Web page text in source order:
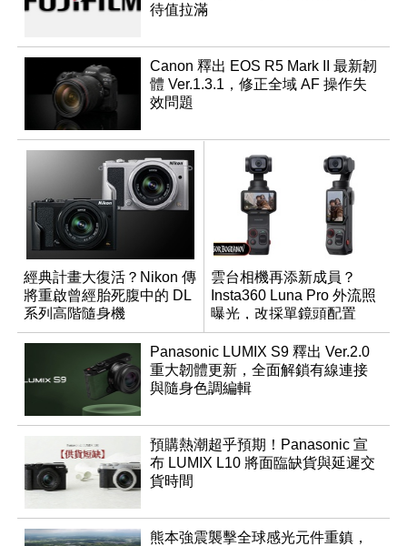
待值拉滿
Canon 釋出 EOS R5 Mark II 最新韌
體 Ver.1.3.1，修正全域 AF 操作失
效問題
經典計畫大復活？Nikon 傳
將重啟曾經胎死腹中的 DL
系列高階隨身機
雲台相機再添新成員？
Insta360 Luna Pro 外流照
曝光，改採單鏡頭配置
Panasonic LUMIX S9 釋出 Ver.2.0
重大韌體更新，全面解鎖有線連接
與隨身色調編輯
預購熱潮超乎預期！Panasonic 宣
布 LUMIX L10 將面臨缺貨與延遲交
貨時間
熊本強震襲擊全球感光元件重鎮，